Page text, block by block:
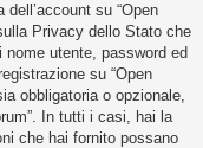
dell’account su “Open
Privacy dello Stato che
utente, password ed
su “Open
obbligatoria o opzionale,
In tutti i casi, hai la
che hai fornito possano